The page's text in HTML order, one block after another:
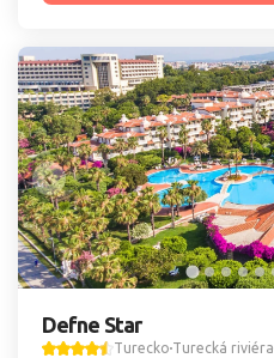
Defne Star
Turecko Turecká riviéra